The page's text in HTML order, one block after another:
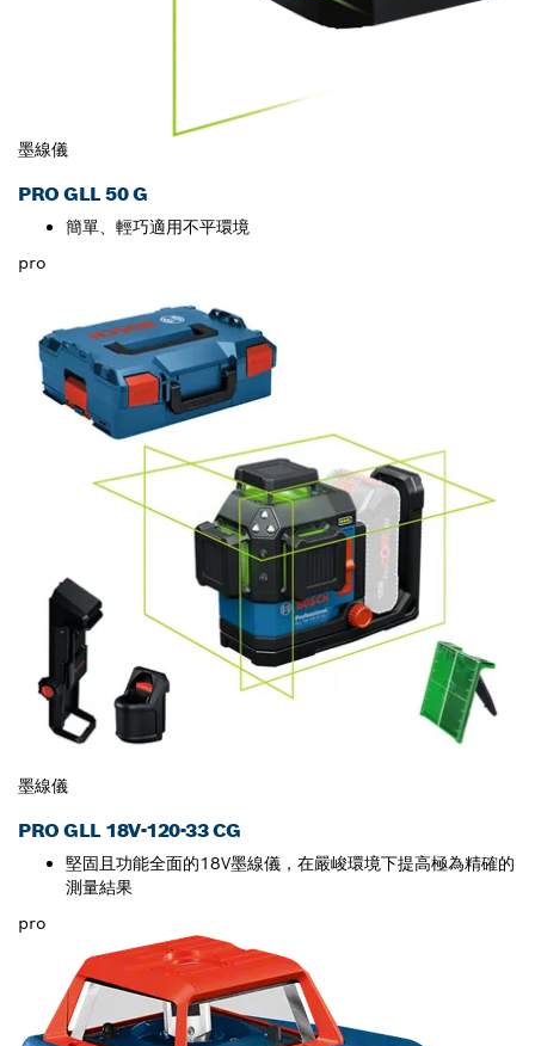
墨線儀
PRO GLL 50 G
簡單、輕巧適用不平環境
pro
墨線儀
PRO GLL 18V-120-33 CG
堅固且功能全面的18V墨線儀，在嚴峻環境下提高極為精確的
測量結果
pro